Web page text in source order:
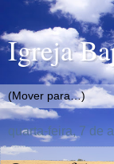
Igreja
quarta-feira, 7 de